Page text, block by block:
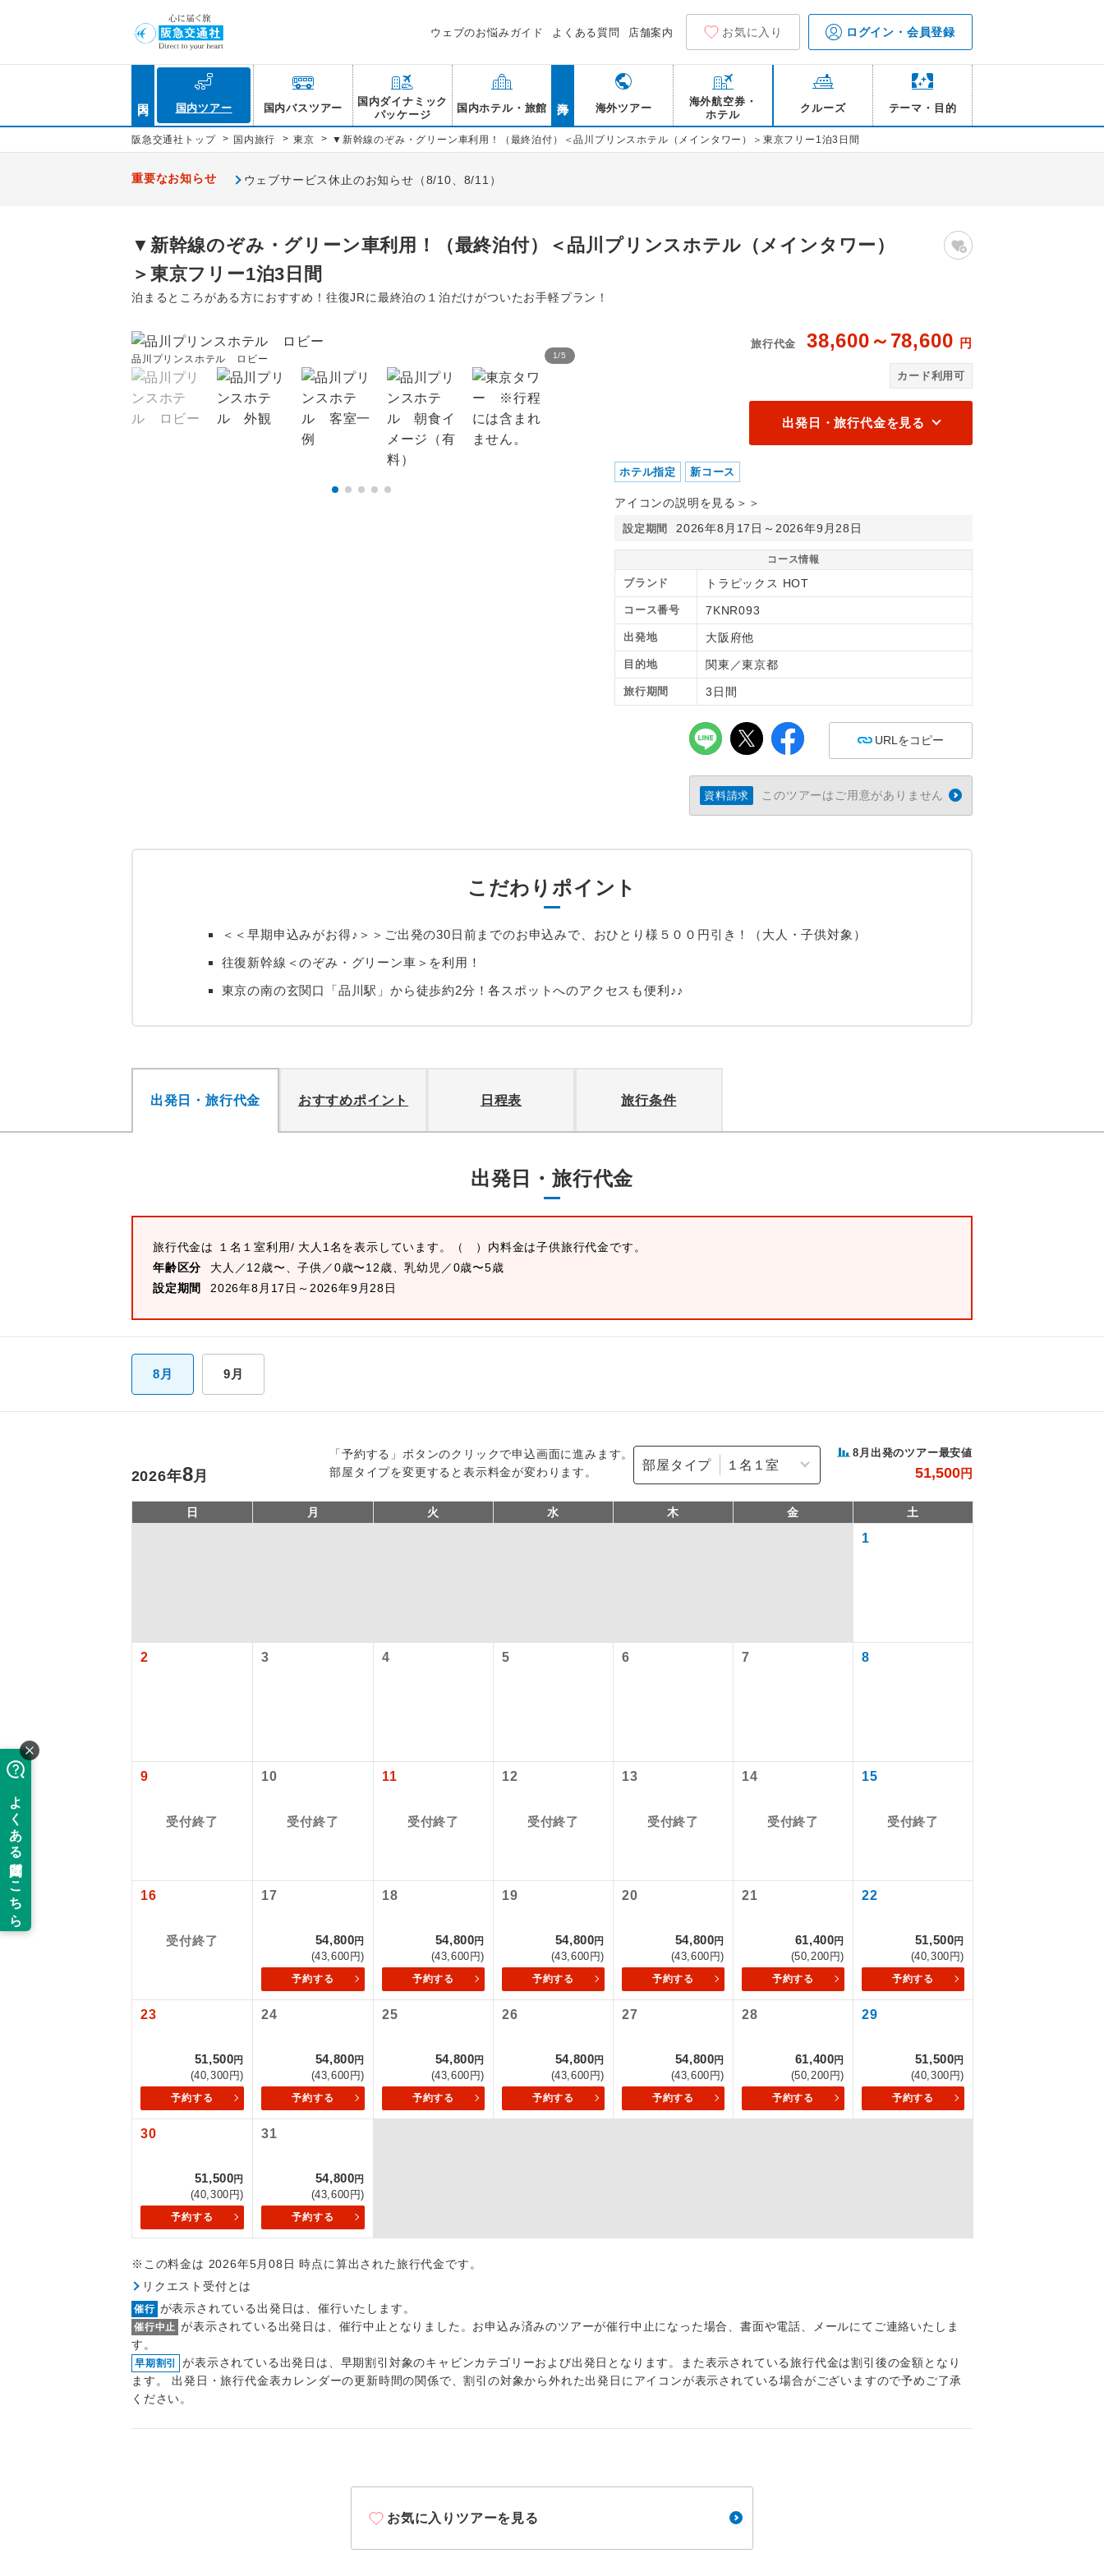
ウェブのお悩みガイド よくある質問 店舗案内 お気に入り ログイン・会員登録
国内ツアー 国内バスツアー
国内ダイナミック
パッケージ
国内ホテル・旅館 海外ツアー
海外航空券・
ホテル
クルーズ テーマ・目的
阪急交通社トップ > 国内旅行 > 東京 > ▼新幹線のぞみ・グリーン車利用！（最終泊付）＜品川プリンスホテル（メインタワー）＞東京フリー1泊3日間
重要なお知らせ ウェブサービス休止のお知らせ（8/10、8/11）
▼新幹線のぞみ・グリーン車利用！（最終泊付）＜品川プリンスホテル（メインタワー）
＞東京フリー1泊3日間
泊まるところがある方におすすめ！往復JRに最終泊の１泊だけがついたお手軽プラン！
1/5
品川プリンスホテル ロビー
旅行代金 38,600～78,600 円
カード利用可
出発日・旅行代金を見る
ホテル指定 新コース
アイコンの説明を見る＞＞
設定期間 2026年8月17日～2026年9月28日
コース情報
ブランド トラピックス HOT
コース番号 7KNR093
出発地 大阪府他
目的地 関東／東京都
旅行期間 3日間
URLをコピー
資料請求 このツアーはご用意がありません
こだわりポイント
＜＜早期申込みがお得♪＞＞ご出発の30日前までのお申込みで、おひとり様５００円引き！（大人・子供対象）
往復新幹線＜のぞみ・グリーン車＞を利用！
東京の南の玄関口「品川駅」から徒歩約2分！各スポットへのアクセスも便利♪♪
出発日・旅行代金 おすすめポイント 日程表 旅行条件
出発日・旅行代金
旅行代金は １名１室利用/ 大人1名を表示しています。
（ ）内料金は子供旅行代金です。
年齢区分
大人／12歳〜、子供／0歳〜12歳、乳幼児／0歳〜5歳
設定期間
2026年8月17日～2026年9月28日
8月 9月
「予約する」ボタンのクリックで申込画面に進みます。
部屋タイプを変更すると表示料金が変わります。
部屋タイプ
8 月出発のツアー最安値
51,500円
2026年8月
日 月 火 水 木 金 土
1
2 3 4 5 6 7 8
9
受付終了
10
受付終了
11
受付終了
12
受付終了
13
受付終了
14
受付終了
15
受付終了
16
受付終了
17
54,800円
(43,600円)
予約する
18
54,800円
(43,600円)
予約する
19
54,800円
(43,600円)
予約する
20
54,800円
(43,600円)
予約する
21
61,400円
(50,200円)
予約する
22
51,500円
(40,300円)
予約する
23
51,500円
(40,300円)
予約する
24
54,800円
(43,600円)
予約する
25
54,800円
(43,600円)
予約する
26
54,800円
(43,600円)
予約する
27
54,800円
(43,600円)
予約する
28
61,400円
(50,200円)
予約する
29
51,500円
(40,300円)
予約する
30
51,500円
(40,300円)
予約する
31
54,800円
(43,600円)
予約する
※この料金は 2026年5月08日 時点に算出された旅行代金です。
リクエスト受付とは
催行 が表示されている出発日は、催行いたします。
催行中止 が表示されている出発日は、催行中止となりました。お申込み済みのツアーが催行中止になった場合、書面や電話、メールにてご連絡いたしま
す。
早期割引
が表示されている出発日は、早期割引対象のキャビンカテゴリーおよび出発日となります。また表示されている旅行代金は割引後の金額となり
ます。 出発日・旅行代金表カレンダーの更新時間の関係で、割引の対象から外れた出発日にアイコンが表示されている場合がございますので予めご了承
ください。
お気に入りツアーを見る
現地添乗員同行
現地到着空港（駅）から最終日出発空港（駅）まで添乗員が
バスガイド乗務 バスガイドが乗務し、車内での観光案内があります。
絶景 絶景スポットに立ち寄るコースです。
温泉 温泉地にも宿泊するコースです。
大浴場 ご宿泊ホテルに大浴場が付いています。
全てのお食事が付いていますので、お食事の心配はいりませ
お部屋食
トラベルイヤホン
1名様催行 1名様から出発可能な個人型プランです。
2名様催行
1名様1室同代金 1名様1室利用でも追加料金がかからないコースです。
年齢制限あり ご参加にあたり年齢に制限があるコースです。
利用航空会社が指定なので、ご出発の計画にとても便利で
す。